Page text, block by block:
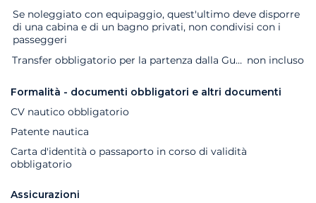
Se noleggiato con equipaggio, quest'ultimo deve disporre
di una cabina e di un bagno privati, non condivisi con i
passeggeri
Transfer obbligatorio per la partenza dalla Guadalupa o Martinica se si arriva alla base dopo le 18:00. non incluso
Formalità - documenti obbligatori e altri documenti
CV nautico obbligatorio
Patente nautica
Carta d'identità o passaporto in corso di validità
obbligatorio
Assicurazioni